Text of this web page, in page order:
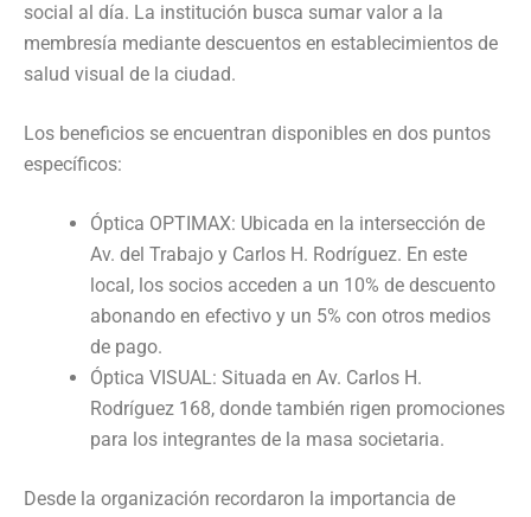
social al día. La institución busca sumar valor a la
membresía mediante descuentos en establecimientos de
salud visual de la ciudad.
Los beneficios se encuentran disponibles en dos puntos
específicos:
Óptica OPTIMAX: Ubicada en la intersección de
Av. del Trabajo y Carlos H. Rodríguez. En este
local, los socios acceden a un 10% de descuento
abonando en efectivo y un 5% con otros medios
de pago.
Óptica VISUAL: Situada en Av. Carlos H.
Rodríguez 168, donde también rigen promociones
para los integrantes de la masa societaria.
Desde la organización recordaron la importancia de